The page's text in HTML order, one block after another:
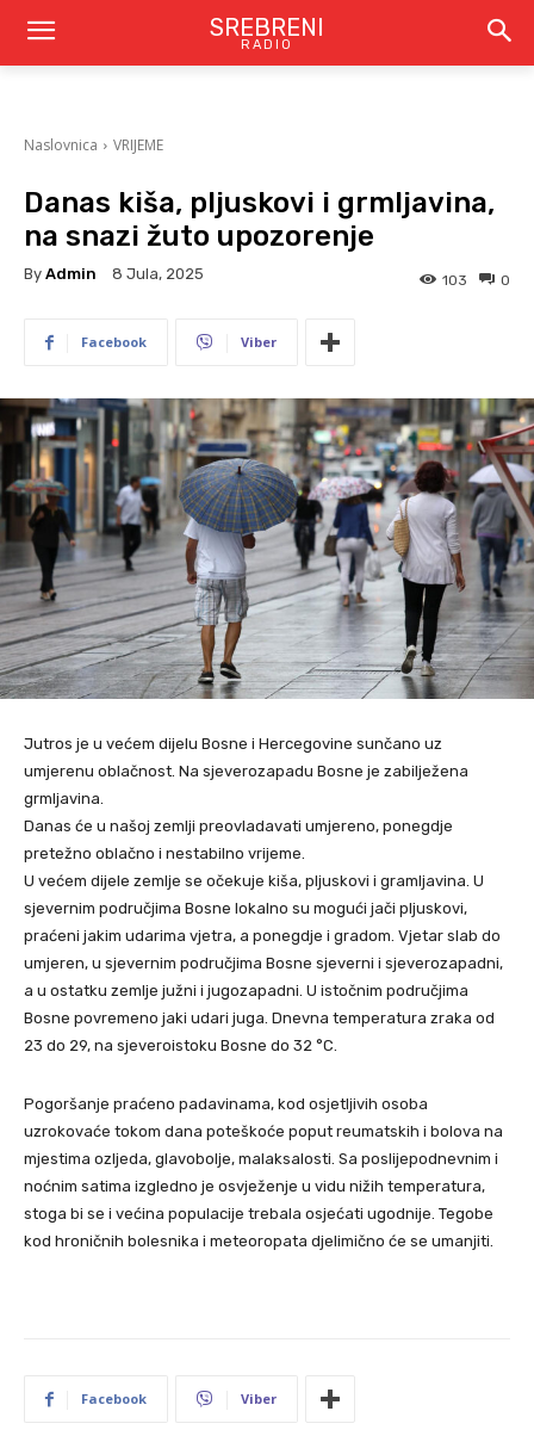
SREBRENI
RADIO
Naslovnica VRIJEME
Danas kiša, pljuskovi i grmljavina,
na snazi žuto upozorenje
By Admin 8 Jula, 2025 0
103
Facebook Viber
Jutros je u većem dijelu Bosne i Hercegovine sunčano uz
umjerenu oblačnost. Na sjeverozapadu Bosne je zabilježena
grmljavina.
Danas će u našoj zemlji preovladavati umjereno, ponegdje
pretežno oblačno i nestabilno vrijeme.
U većem dijele zemlje se očekuje kiša, pljuskovi i gramljavina. U
sjevernim područjima Bosne lokalno su mogući jači pljuskovi,
praćeni jakim udarima vjetra, a ponegdje i gradom. Vjetar slab do
umjeren, u sjevernim područjima Bosne sjeverni i sjeverozapadni,
a u ostatku zemlje južni i jugozapadni. U istočnim područjima
Bosne povremeno jaki udari juga. Dnevna temperatura zraka od
23 do 29, na sjeveroistoku Bosne do 32 °C.
Pogoršanje praćeno padavinama, kod osjetljivih osoba
uzrokovaće tokom dana poteškoće poput reumatskih i bolova na
mjestima ozljeda, glavobolje, malaksalosti. Sa poslijepodnevnim i
noćnim satima izgledno je osvježenje u vidu nižih temperatura,
stoga bi se i većina populacije trebala osjećati ugodnije. Tegobe
kod hroničnih bolesnika i meteoropata djelimično će se umanjiti.
Facebook Viber